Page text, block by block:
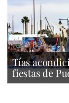
Tías
fiestas de